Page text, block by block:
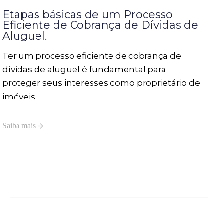
Etapas básicas de um Processo
Eficiente de Cobrança de Dívidas de
Aluguel.
Ter um processo eficiente de cobrança de
dívidas de aluguel é fundamental para
proteger seus interesses como proprietário de
imóveis.
Saiba mais